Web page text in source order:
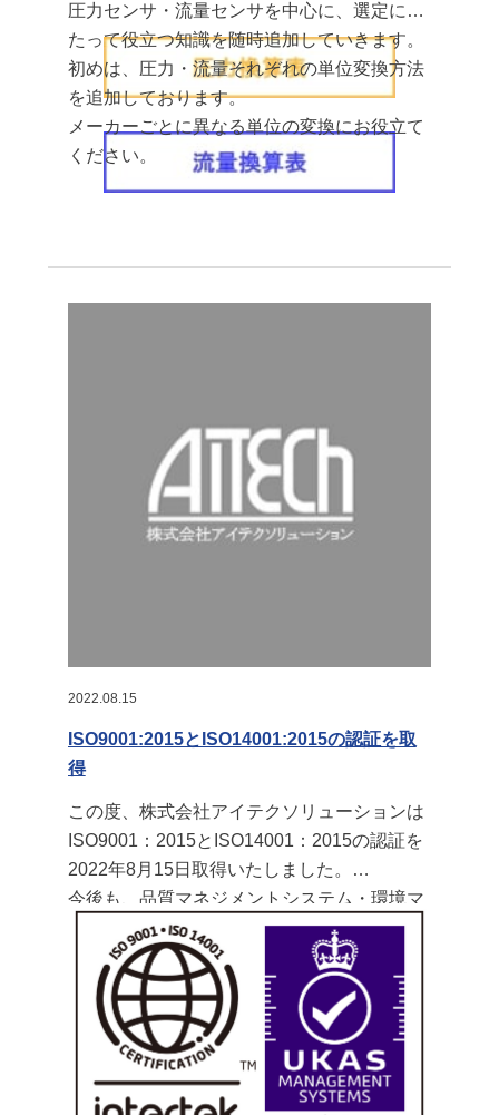
圧力センサ・流量センサを中心に、選定にあ
たって役立つ知識を随時追加していきます。
初めは、圧力・流量それぞれの単位変換方法
を追加しております。
メーカーごとに異なる単位の変換にお役立て
ください。
2022.08.15
ISO9001:2015とISO14001:2015の認証を取
得
この度、株式会社アイテクソリューションは
ISO9001：2015とISO14001：2015の認証を
2022年8月15日取得いたしました。
今後も、品質マネジメントシステム・環境マ
ネジメントシステムの改善を継続的に行いな
がら、皆様にご満足いただけるような企業を
目指してまいります。